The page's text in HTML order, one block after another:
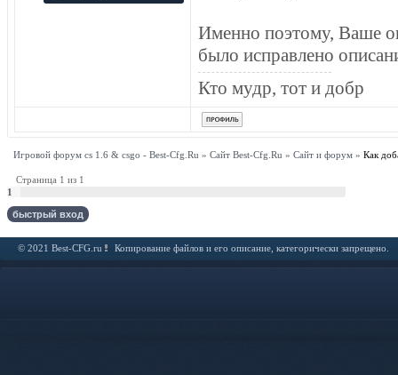
Именно поэтому, Ваше
было исправлено
Кто мудр, тот и добр
Игровой форум cs 1.6 & csgo - Best-Cfg.Ru » Сайт Best-Cfg.Ru » Сайт и форум » Как
Страница 1 из 1
1
© 2021 Best-CFG.ru Копирование файлов и его описание, категорически запрещено.